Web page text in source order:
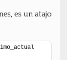
es un atajo